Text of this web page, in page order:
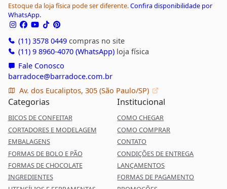
Estoque da loja física pode ser diferente.Confira disponibilidade por
WhatsApp.
(11) 3578 0449compras no site
(11) 9 8960-4070 (WhatsApp)loja física
Fale Conosco
barradoce@barradoce.com.br
Av. dos Eucaliptos, 305 (São Paulo/SP)
Categorias
BICOS DE CONFEITAR
CORTADORES E MODELAGEM
EMBALAGENS
FORMAS DE BOLO E PÃO
FORMAS DE CHOCOLATE
INGREDIENTES
Institucional
COMO CHEGAR
COMO COMPRAR
CONTATO
CONDIÇÕES DE ENTREGA
LANÇAMENTOS
FORMAS DE PAGAMENTO